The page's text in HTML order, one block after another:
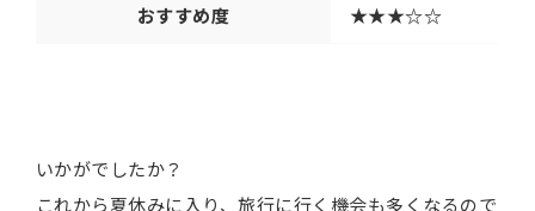
おすすめ度 ★★★☆☆
いかがでしたか？
これから夏休みに入り、旅行に行く機会も多くなるので